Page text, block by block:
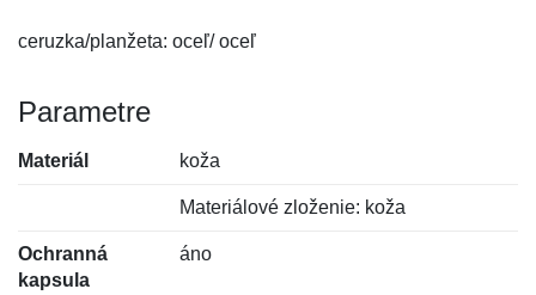
ceruzka/planžeta: oceľ/ oceľ
Parametre
Materiál koža
Materiálové zloženie: koža
Ochranná
kapsula
áno